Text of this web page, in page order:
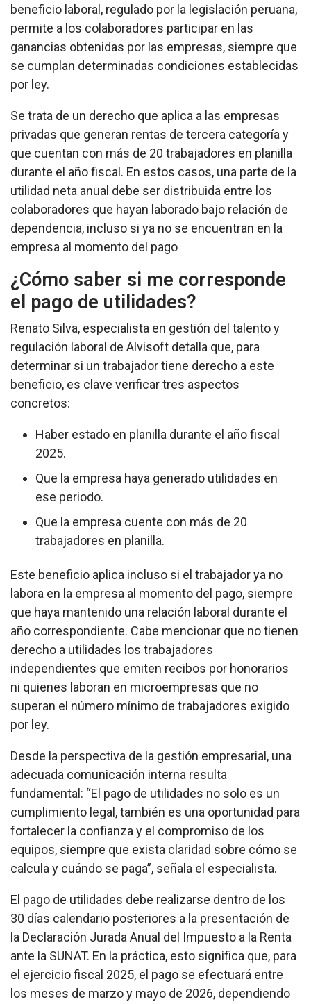
beneficio laboral, regulado por la legislación peruana,
permite a los colaboradores participar en las
ganancias obtenidas por las empresas, siempre que
se cumplan determinadas condiciones establecidas
por ley.
Se trata de un derecho que aplica a las empresas
privadas que generan rentas de tercera categoría y
que cuentan con más de 20 trabajadores en planilla
durante el año fiscal. En estos casos, una parte de la
utilidad neta anual debe ser distribuida entre los
colaboradores que hayan laborado bajo relación de
dependencia, incluso si ya no se encuentran en la
empresa al momento del pago
¿Cómo saber si me corresponde
el pago de utilidades?
Renato Silva, especialista en gestión del talento y
regulación laboral de Alvisoft detalla que, para
determinar si un trabajador tiene derecho a este
beneficio, es clave verificar tres aspectos
concretos:
Haber estado en planilla durante el año fiscal
2025.
Que la empresa haya generado utilidades en
ese periodo.
Que la empresa cuente con más de 20
trabajadores en planilla.
Este beneficio aplica incluso si el trabajador ya no
labora en la empresa al momento del pago, siempre
que haya mantenido una relación laboral durante el
año correspondiente. Cabe mencionar que no tienen
derecho a utilidades los trabajadores
independientes que emiten recibos por honorarios
ni quienes laboran en microempresas que no
superan el número mínimo de trabajadores exigido
por ley.
Desde la perspectiva de la gestión empresarial, una
adecuada comunicación interna resulta
fundamental: “El pago de utilidades no solo es un
cumplimiento legal, también es una oportunidad para
fortalecer la confianza y el compromiso de los
equipos, siempre que exista claridad sobre cómo se
calcula y cuándo se paga”, señala el especialista.
El pago de utilidades debe realizarse dentro de los
30 días calendario posteriores a la presentación de
la Declaración Jurada Anual del Impuesto a la Renta
ante la SUNAT. En la práctica, esto significa que, para
el ejercicio fiscal 2025, el pago se efectuará entre
los meses de marzo y mayo de 2026, dependiendo